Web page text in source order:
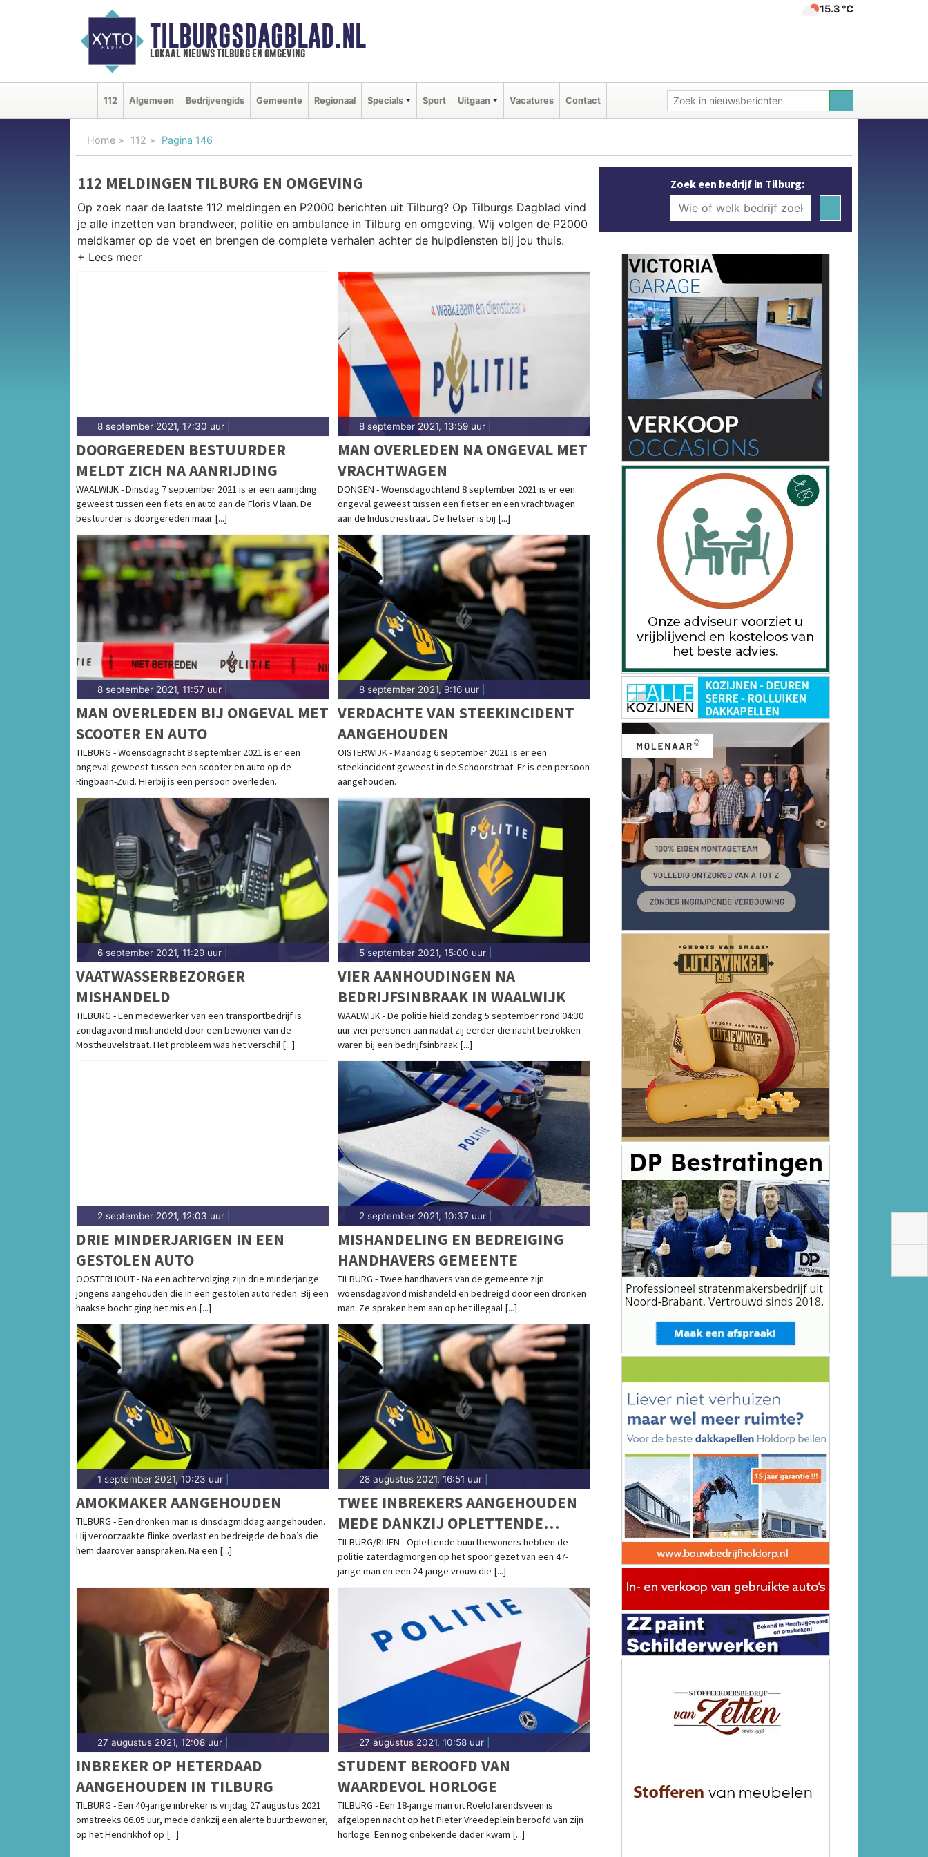
TILBURGSDAGBLAD.NL
lokaal nieuws tilburg en omgeving
15.3 ℃
112 Algemeen Bedrijvengids Gemeente Regionaal Specials Sport Uitgaan Vacatures Contact
Home 112 Pagina 146
112 MELDINGEN TILBURG EN OMGEVING
Op zoek naar de laatste 112 meldingen en P2000 berichten uit Tilburg? Op Tilburgs Dagblad vind
je alle inzetten van brandweer, politie en ambulance in Tilburg en omgeving. Wij volgen de P2000
meldkamer op de voet en brengen de complete verhalen achter de hulpdiensten bij jou thuis.
Van incidenten op de A58 en de N65 tot meldingen in wijken als de Reeshof, Groenewoud, Noord
en de Tilburgse binnenstad — wij brengen het 112-nieuws.
8 september 2021, 17:30 uur
DOORGEREDEN BESTUURDER
MELDT ZICH NA AANRIJDING
WAALWIJK - Dinsdag 7 september 2021 is er een aanrijding
geweest tussen een fiets en auto aan de Floris V laan. De
bestuurder is doorgereden maar [...]
8 september 2021, 13:59 uur|
MAN OVERLEDEN NA ONGEVAL MET
VRACHTWAGEN
DONGEN - Woensdagochtend 8 september 2021 is er een
ongeval geweest tussen een fietser en een vrachtwagen
aan de Industriestraat. De fietser is bij [...]
8 september 2021, 11:57 uur
MAN OVERLEDEN BIJ ONGEVAL MET
SCOOTER EN AUTO
TILBURG - Woensdagnacht 8 september 2021 is er een
ongeval geweest tussen een scooter en auto op de
Ringbaan-Zuid. Hierbij is een persoon overleden.
8 september 2021, 9:16 uur|
VERDACHTE VAN STEEKINCIDENT
AANGEHOUDEN
OISTERWIJK - Maandag 6 september 2021 is er een
steekincident geweest in de Schoorstraat. Er is een persoon
aangehouden.
6 september 2021, 11:29 uur
VAATWASSERBEZORGER
MISHANDELD
TILBURG - Een medewerker van een transportbedrijf is
zondagavond mishandeld door een bewoner van de
Mostheuvelstraat. Het probleem was het verschil [...]
5 september 2021, 15:00 uur|
VIER AANHOUDINGEN NA
BEDRIJFSINBRAAK IN WAALWIJK
WAALWIJK - De politie hield zondag 5 september rond 04:30
uur vier personen aan nadat zij eerder die nacht betrokken
waren bij een bedrijfsinbraak [...]
2 september 2021, 12:03 uur
DRIE MINDERJARIGEN IN EEN
GESTOLEN AUTO
OOSTERHOUT - Na een achtervolging zijn drie minderjarige
jongens aangehouden die in een gestolen auto reden. Bij een
haakse bocht ging het mis en [...]
2 september 2021, 10:37 uur|
MISHANDELING EN BEDREIGING
HANDHAVERS GEMEENTE
TILBURG - Twee handhavers van de gemeente zijn
woensdagavond mishandeld en bedreigd door een dronken
man. Ze spraken hem aan op het illegaal [...]
1 september 2021, 10:23 uur
AMOKMAKER AANGEHOUDEN
TILBURG - Een dronken man is dinsdagmiddag aangehouden.
Hij veroorzaakte flinke overlast en bedreigde de boa’s die
hem daarover aanspraken. Na een [...]
28 augustus 2021, 16:51 uur|
TWEE INBREKERS AANGEHOUDEN
MEDE DANKZIJ OPLETTENDE
GETUIGEN
TILBURG/RIJEN - Oplettende buurtbewoners hebben de
politie zaterdagmorgen op het spoor gezet van een 47-
jarige man en een 24-jarige vrouw die [...]
27 augustus 2021, 12:08 uur
INBREKER OP HETERDAAD
AANGEHOUDEN IN TILBURG
TILBURG - Een 40-jarige inbreker is vrijdag 27 augustus 2021
omstreeks 06.05 uur, mede dankzij een alerte buurtbewoner,
op het Hendrikhof op [...]
27 augustus 2021, 10:58 uur|
STUDENT BEROOFD VAN
WAARDEVOL HORLOGE
TILBURG - Een 18-jarige man uit Roelofarendsveen is
afgelopen nacht op het Pieter Vreedeplein beroofd van zijn
horloge. Een nog onbekende dader kwam [...]
Zoek een bedrijf in Tilburg: